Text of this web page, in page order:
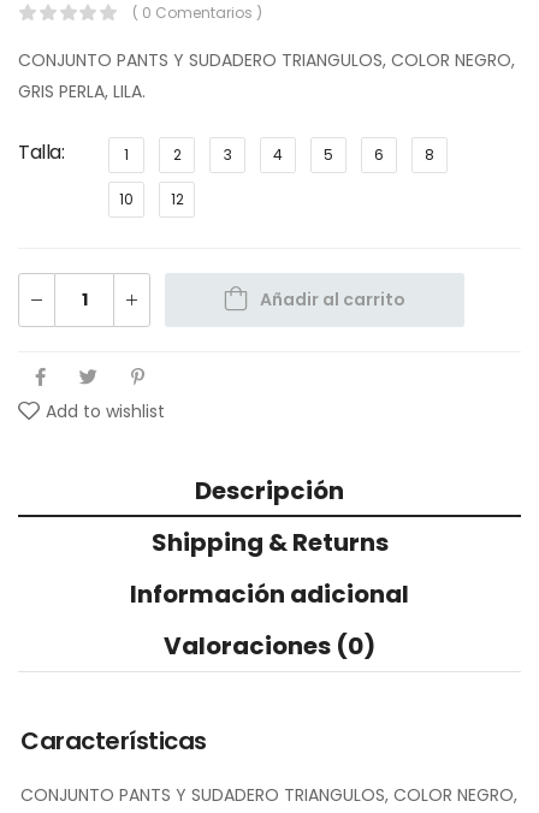
( 0 Comentarios )
CONJUNTO PANTS Y SUDADERO TRIANGULOS, COLOR NEGRO,
GRIS PERLA, LILA.
Talla 1 2 3 4 5 6 8
10 12
Añadir al carrito
Add to wishlist
Descripción
Shipping & Returns
Información adicional
Valoraciones (0)
Características
CONJUNTO PANTS Y SUDADERO TRIANGULOS, COLOR NEGRO,